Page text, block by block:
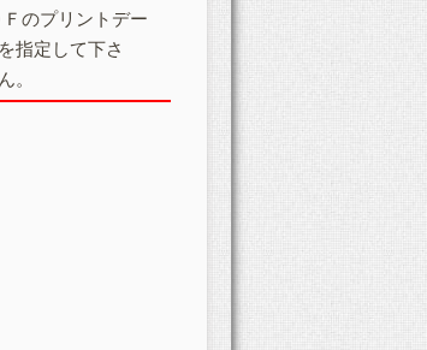
のプリントデー
指定して下さ
。